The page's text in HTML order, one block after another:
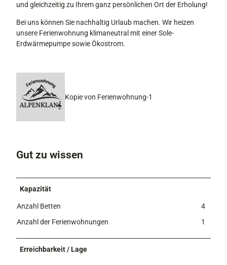
und gleichzeitig zu Ihrem ganz persönlichen Ort der Erholung!
Bei uns können Sie nachhaltig Urlaub machen. Wir heizen
unsere Ferienwohnung klimaneutral mit einer Sole-
Erdwärmepumpe sowie Ökostrom.
Kopie von Ferienwohnung-1
Gut zu wissen
Kapazität
Anzahl Betten
4
Anzahl der Ferienwohnungen
1
Erreichbarkeit / Lage